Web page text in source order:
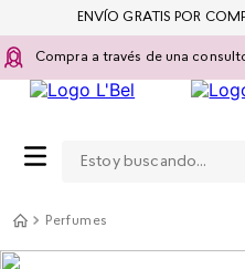
Compra a través de una
ENVÍO GRATIS POR
Perfumes